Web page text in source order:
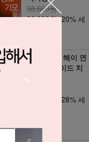
38,800원
30,900원(20% 세
텐셀 원단 / 헤이 연
청 워싱 와이드 치
(28% 세